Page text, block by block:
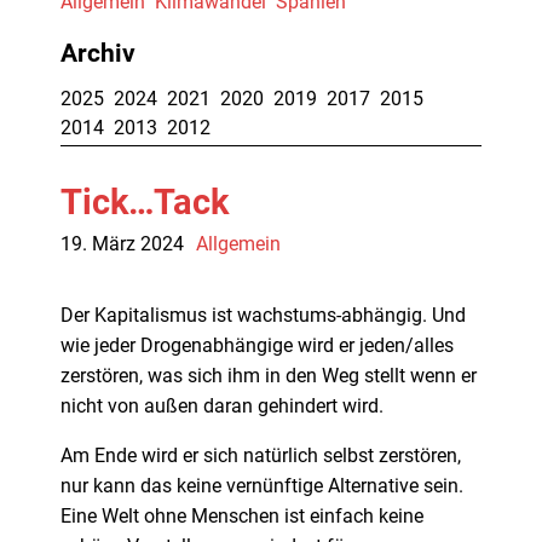
Über diesen Blog
Impressum
Archiv
2025 2024 2021 2020 2019 2017 2015
2014 2013 2012
Tick…Tack
19. März 2024 Allgemein
Der Kapitalismus ist wachstums-abhängig. Und
wie jeder Drogenabhängige wird er jeden/alles
zerstören, was sich ihm in den Weg stellt wenn er
nicht von außen daran gehindert wird.
Am Ende wird er sich natürlich selbst zerstören,
nur kann das keine vernünftige Alternative sein.
Eine Welt ohne Menschen ist einfach keine